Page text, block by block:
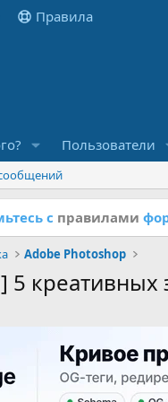
Правила
Пользователи
с правилами
Adobe Photoshop
5